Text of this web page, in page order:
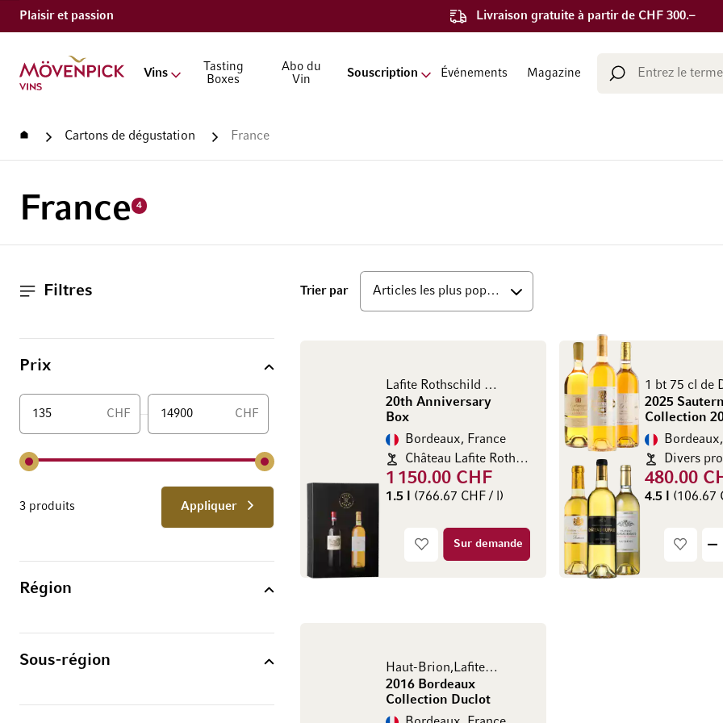
Plaisir et passion Livraison gratuite à partir de CHF 300.–
Aller à la page d'accueil
Vins
Tasting
Boxes
Abo du
Vin
Souscription Événements Magazine
Chercher
Accueil Cartons de dégustation France
France 4
Filtres
Prix
CHF CHF
3 produits Appliquer
Région
Sous-région
Trier parhaut
Lafite Rothschild 1999
20th Anniversary
Box
Bordeaux, France
Château Lafite Rothschild
1 150.00 CHF
1.5 l (766.67 CHF / l)
Sur demande
2025
Collection
480.00
4.5 l (106.67
Haut-Brion,Lafite Rothschild, Ausone
2016 Bordeaux
Collection Duclot